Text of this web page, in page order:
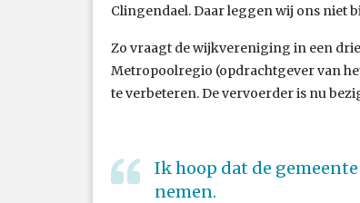
Clingendael. Daar leggen wij ons niet
Zo vraagt de wijkvereniging in een
Metropoolregio (opdrachtgever van
te verbeteren. De vervoerder is nu
Ik hoop dat de
nemen.